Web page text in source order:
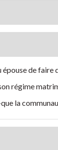
de faire
régime
la